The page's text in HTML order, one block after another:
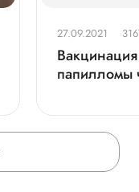
27.09.2021
папилломы